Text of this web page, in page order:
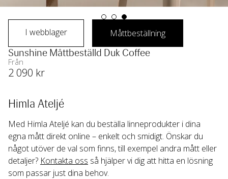
I webblager Måttbeställning
Sunshine Måttbeställd Duk Coffee
Från
2 090 kr
Himla Ateljé
Med Himla Ateljé kan du beställa linneprodukter i dina
egna mått direkt online – enkelt och smidigt. Önskar du
något utöver de val som finns, till exempel andra mått eller
detaljer? Kontakta oss så hjälper vi dig att hitta en lösning
som passar just dina behov.